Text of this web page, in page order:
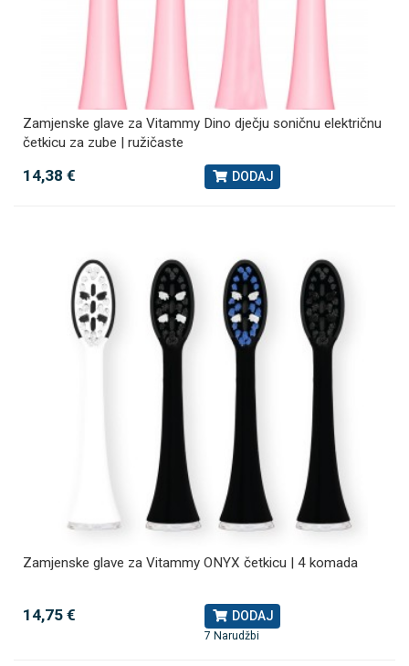
Zamjenske glave za Vitammy Dino dječju soničnu električnu
četkicu za zube | ružičaste
14,38 € DODAJ
Zamjenske glave za Vitammy ONYX četkicu | 4 komada
14,75 € DODAJ
7 Narudžbi